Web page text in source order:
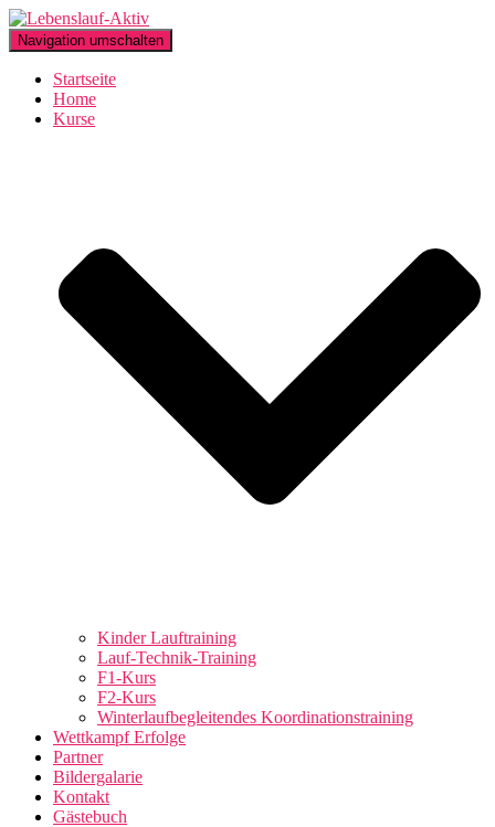
Navigation umschalten
Startseite
Home
Kurse
Kinder Lauftraining
Lauf-Technik-Training
F1-Kurs
F2-Kurs
Winterlaufbegleitendes Koordinationstraining
Wettkampf Erfolge
Partner
Bildergalarie
Kontakt
Gästebuch